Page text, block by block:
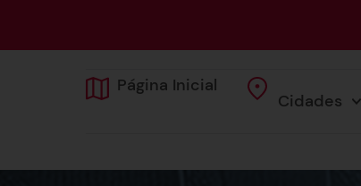
Página Inicial
Cidades